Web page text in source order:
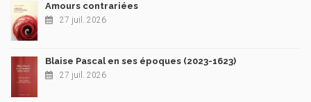
Amours contrariées
27 juil. 2026
Blaise Pascal en ses époques (2023-1623)
27 juil. 2026